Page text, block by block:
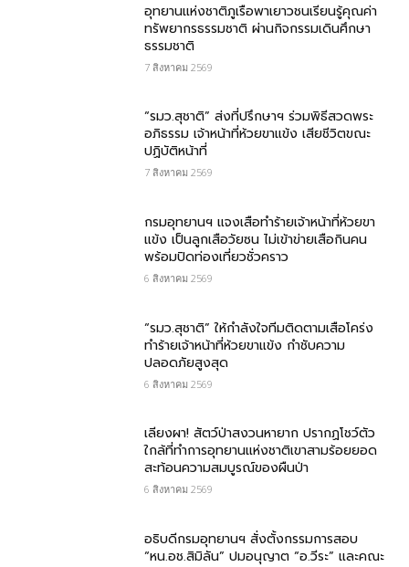
อุทยานแห่งชาติภูเรือพาเยาวชนเรียนรู้คุณค่า
ทรัพยากรธรรมชาติ ผ่านกิจกรรมเดินศึกษา
ธรรมชาติ
7 สิงหาคม 2569
“รมว.สุชาติ” ส่งที่ปรึกษาฯ ร่วมพิธีสวดพระ
อภิธรรม เจ้าหน้าที่ห้วยขาแข้ง เสียชีวิตขณะ
ปฏิบัติหน้าที่
7 สิงหาคม 2569
กรม​อุทยานฯ แจงเสือทำร้ายเจ้าหน้าที่ห้วยขา
แข้ง เป็นลูกเสือวัยซน ไม่เข้าข่ายเสือกินคน
พร้อมปิดท่องเที่ยวชั่วคราว
6 สิงหาคม 2569
“รมว.สุชาติ” ให้กำลังใจทีมติดตามเสือโคร่ง
ทำร้ายเจ้าหน้าที่ห้วยขาแข้ง กำชับความ
ปลอดภัยสูงสุด
6 สิงหาคม 2569
เลียงผา! สัตว์ป่าสงวนหายาก ปรากฏโชว์ตัว
ใกล้ที่ทำการอุทยานแห่งชาติเขาสามร้อยยอด
สะท้อนความสมบูรณ์ของผืนป่า
6 สิงหาคม 2569
อธิบดีกรมอุทยานฯ​ สั่งตั้งกรรมการสอบ
“หน.อช.สิมิลัน” ปมอนุญาต “อ.วีระ” และคณะ